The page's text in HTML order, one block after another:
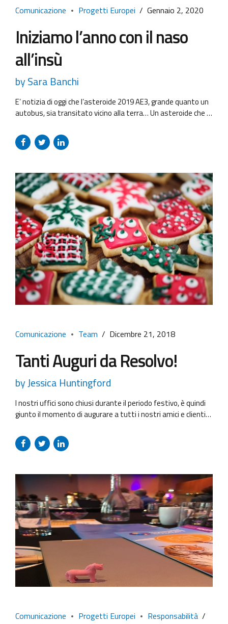
Comunicazione Progetti Europei Gennaio 2, 2020
Iniziamo l’anno con il naso
all’insù
by Sara Banchi
E’ notizia di oggi che l’asteroide 2019 AE3, grande quanto un
autobus, sia transitato vicino alla terra… Un asteroide che si
protagonista di innumerevoli racconti che fanno parte del
nostro immaginario collettivo. Ma nella realtà chi si occupa di
Comunicazione Team Dicembre 21, 2018
Tanti Auguri da Resolvo!
by Jessica Huntingford
I nostri uffici sono chiusi durante il periodo festivo, è quindi
giunto il momento di augurare a tutti i nostri amici e clienti
vediamo l’anno prossimo!
Comunicazione Progetti Europei
Responsabilità